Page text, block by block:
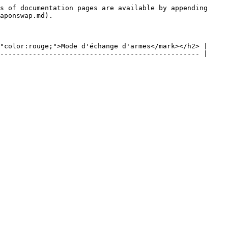
documentation pages are available by appending
d'échange d'armes</mark></h2> |
|